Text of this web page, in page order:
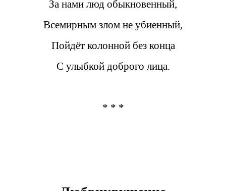
За нами люд обыкновенный,
Всемирным злом не убиенный,
Пойдёт колонной без конца
С улыбкой доброго лица.
* * *